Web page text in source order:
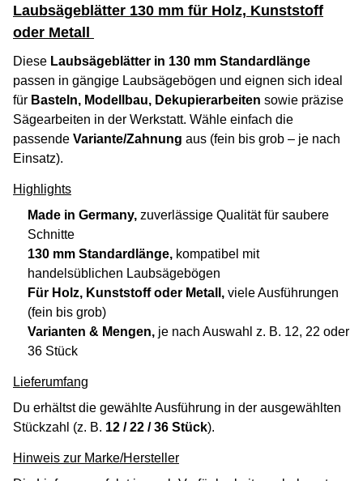
Laubsägeblätter 130 mm für Holz, Kunststoff
oder Metall
Diese Laubsägeblätter in 130 mm Standardlänge
passen in gängige Laubsägebögen und eignen sich ideal
für Basteln, Modellbau, Dekupierarbeiten sowie präzise
Sägearbeiten in der Werkstatt. Wähle einfach die
passende Variante/Zahnung aus (fein bis grob – je nach
Einsatz).
Highlights
Made in Germany, zuverlässige Qualität für saubere
Schnitte
130 mm Standardlänge, kompatibel mit
handelsüblichen Laubsägebögen
Für Holz, Kunststoff oder Metall, viele Ausführungen
(fein bis grob)
Varianten & Mengen, je nach Auswahl z. B. 12, 22 oder
36 Stück
Lieferumfang
Du erhältst die gewählte Ausführung in der ausgewählten
Stückzahl (z. B. 12 / 22 / 36 Stück).
Hinweis zur Marke/Hersteller